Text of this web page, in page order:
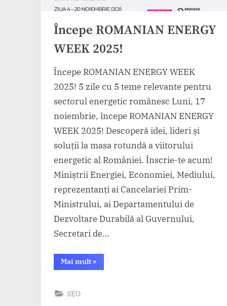
Începe ROMANIAN ENERGY
WEEK 2025!
Începe ROMANIAN ENERGY WEEK
2025! 5 zile cu 5 teme relevante pentru
sectorul energetic românesc Luni, 17
noiembrie, începe ROMANIAN ENERGY
WEEK 2025! Descoperă idei, lideri și
soluții la masa rotundă a viitorului
energetic al României. Înscrie-te acum!
Miniștrii Energiei, Economiei, Mediului,
reprezentanți ai Cancelariei Prim-
Ministrului, ai Departamentului de
Dezvoltare Durabilă al Guvernului,
Secretari de…
Mai mult“Începe
ROMANIAN
»
SEO